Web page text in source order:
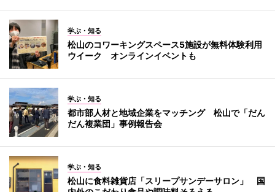
学ぶ・知る
松山のコワーキングスペース5施設が無料体験利用
ウイーク オンラインイベントも
学ぶ・知る
都市部人材と地域企業をマッチング 松山で「だん
だん複業団」事例報告会
学ぶ・知る
松山に食料雑貨店「スリープサンデーサロン」 国